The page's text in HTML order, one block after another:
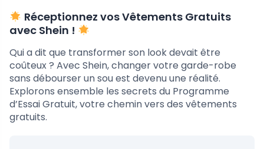
Réceptionnez vos Vêtements Gratuits
avec Shein !
Qui a dit que transformer son look devait être
coûteux ? Avec Shein, changer votre garde-robe
sans débourser un sou est devenu une réalité.
Explorons ensemble les secrets du Programme
d’Essai Gratuit, votre chemin vers des vêtements
gratuits.